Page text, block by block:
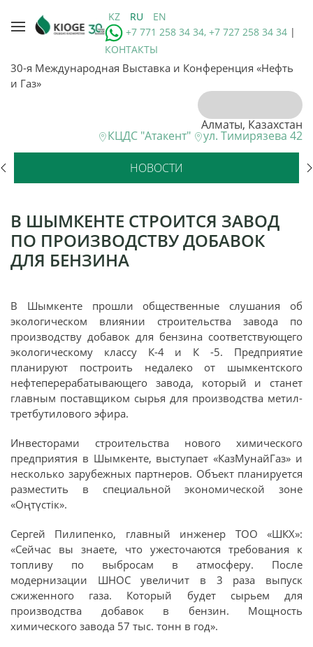
KZ RU
EN
+7 771 258 34 34, +7 727 258 34 34 |
КОНТАКТЫ
30-я Международная Выставка и Конференция «Нефть
и Газ»
Алматы, Казахстан
КЦДС "Атакент" ул. Тимирязева 42
НОВОСТИ
В ШЫМКЕНТЕ СТРОИТСЯ ЗАВОД
ПО ПРОИЗВОДСТВУ ДОБАВОК
ДЛЯ БЕНЗИНА
В Шымкенте прошли общественные слушания об
экологическом влиянии строительства завода по
производству добавок для бензина соответствующего
экологическому классу К-4 и К -5. Предприятие
планируют построить недалеко от шымкентского
нефтеперерабатывающего завода, который и станет
главным поставщиком сырья для производства метил-
третбутилового эфира.
Инвесторами строительства нового химического
предприятия в Шымкенте, выступает «КазМунайГаз» и
несколько зарубежных партнеров. Объект планируется
разместить в специальной экономической зоне
«Оңтүстік».
Сергей Пилипенко, главный инженер ТОО «ШКХ»:
«Сейчас вы знаете, что ужесточаются требования к
топливу по выбросам в атмосферу. После
модернизации ШНОС увеличит в 3 раза выпуск
сжиженного газа. Который будет сырьем для
производства добавок в бензин. Мощность
химического завода 57 тыс. тонн в год».